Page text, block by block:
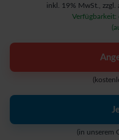
inkl. 19% MwSt., zzgl.
Verfügbarkeit:
(in unserem